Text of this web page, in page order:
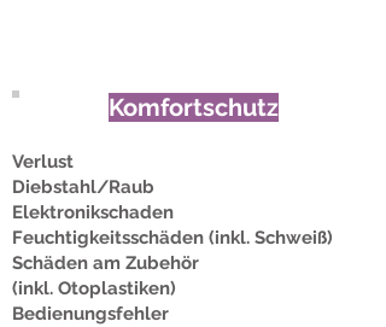
Komfortschutz
Verlust
Diebstahl/Raub
Elektronikschaden
Feuchtigkeitsschäden (inkl. Schweiß)
Schäden am Zubehör
(inkl. Otoplastiken)
Bedienungsfehler